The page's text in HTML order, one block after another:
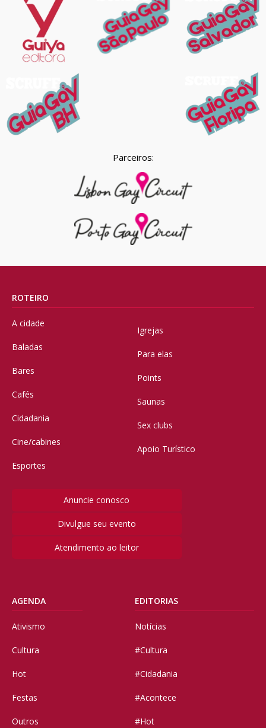
Parceiros:
ROTEIRO
A cidade
Baladas
Bares
Cafés
Cidadania
Cine/cabines
Esportes
Igrejas
Para elas
Points
Saunas
Sex clubs
Apoio Turístico
Anuncie conosco
Divulgue seu evento
Atendimento ao leitor
AGENDA
Ativismo
Cultura
Hot
Festas
Outros
EDITORIAS
Notícias
#Cultura
#Cidadania
#Acontece
#Hot